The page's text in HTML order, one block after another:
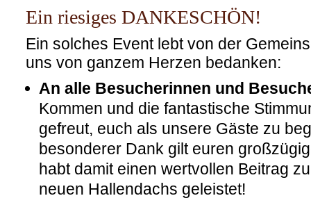
Ein riesiges DANKESCHÖN!
Ein solches Event lebt von der
uns von ganzem Herzen bedanken:
An alle Besucherinnen und
Kommen und die fantastische
gefreut, euch als unsere Gäste zu
besonderer Dank gilt euren
habt damit einen wertvollen Beitrag
neuen Hallendachs geleistet!